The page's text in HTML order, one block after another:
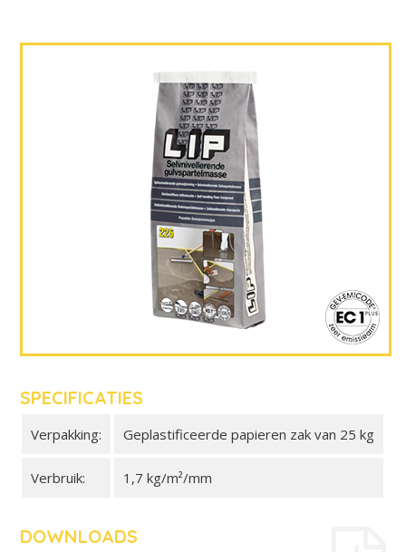
SPECIFICATIES
Verpakking: Geplastificeerde papieren zak van 25 kg
Verbruik: 1,7 kg/m²/mm
DOWNLOADS